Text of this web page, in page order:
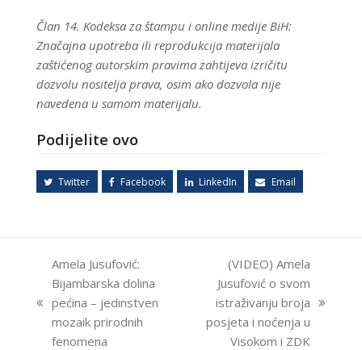
Član 14. Kodeksa za štampu i online medije BiH:
Značajna upotreba ili reprodukcija materijala
zaštićenog autorskim pravima zahtijeva izričitu
dozvolu nositelja prava, osim ako dozvola nije
navedena u samom materijalu.
Podijelite ovo
Twitter Facebook LinkedIn Email
previous
post:
Amela Jusufović:
Bijambarska dolina
pećina – jedinstven
mozaik prirodnih
fenomena
post:
(VIDEO) Amela
Jusufović o svom
istraživanju broja
posjeta i noćenja u
Visokom i ZDK